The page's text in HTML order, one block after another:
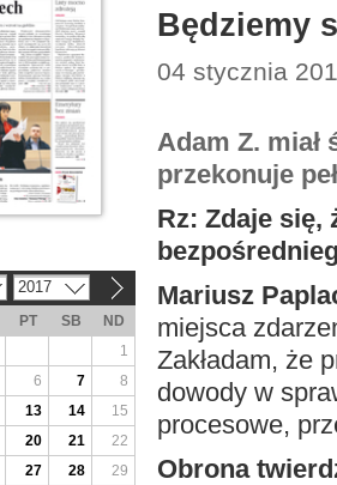
Będziemy
04 stycznia
Adam Z. miał
przekonuje
Rz: Zdaje się,
Mariusz
miejsca
Zakładam, że
dowody w
procesowe,
Obrona
2017
PT SB
ND
1
6 7
8
13 14
15
20 21
22
27 28
29